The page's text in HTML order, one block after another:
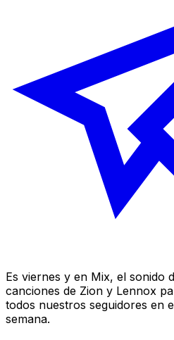
Es viernes y en Mix, el sonido
canciones de Zion y Lennox
todos nuestros seguidores en
semana.